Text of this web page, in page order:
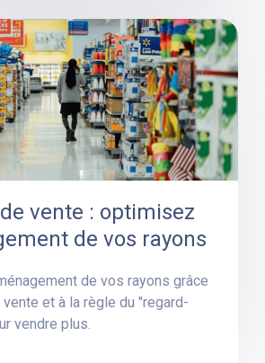
vente : optimisez
de vos rayons
de vos rayons grâce
et à la règle du "regard-
vendre plus.